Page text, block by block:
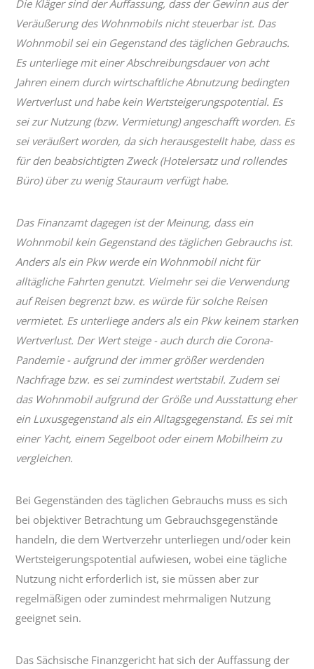
Die Kläger sind der Auffassung, dass der Gewinn aus der
Veräußerung des Wohnmobils nicht steuerbar ist. Das
Wohnmobil sei ein Gegenstand des täglichen Gebrauchs.
Es unterliege mit einer Abschreibungsdauer von acht
Jahren einem durch wirtschaftliche Abnutzung bedingten
Wertverlust und habe kein Wertsteigerungspotential. Es
sei zur Nutzung (bzw. Vermietung) angeschafft worden. Es
sei veräußert worden, da sich herausgestellt habe, dass es
für den beabsichtigten Zweck (Hotelersatz und rollendes
Büro) über zu wenig Stauraum verfügt habe.
Das Finanzamt dagegen ist der Meinung, dass ein
Wohnmobil kein Gegenstand des täglichen Gebrauchs ist.
Anders als ein Pkw werde ein Wohnmobil nicht für
alltägliche Fahrten genutzt. Vielmehr sei die Verwendung
auf Reisen begrenzt bzw. es würde für solche Reisen
vermietet. Es unterliege anders als ein Pkw keinem starken
Wertverlust. Der Wert steige - auch durch die Corona-
Pandemie - aufgrund der immer größer werdenden
Nachfrage bzw. es sei zumindest wertstabil. Zudem sei
das Wohnmobil aufgrund der Größe und Ausstattung eher
ein Luxusgegenstand als ein Alltagsgegenstand. Es sei mit
einer Yacht, einem Segelboot oder einem Mobilheim zu
vergleichen.
Bei Gegenständen des täglichen Gebrauchs muss es sich
bei objektiver Betrachtung um Gebrauchsgegenstände
handeln, die dem Wertverzehr unterliegen und/oder kein
Wertsteigerungspotential aufwiesen, wobei eine tägliche
Nutzung nicht erforderlich ist, sie müssen aber zur
regelmäßigen oder zumindest mehrmaligen Nutzung
geeignet sein.
Das Sächsische Finanzgericht hat sich der Auffassung der